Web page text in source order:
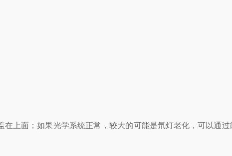
上面；如果光学系统正常，较大的可能是氘灯老化，可以通过